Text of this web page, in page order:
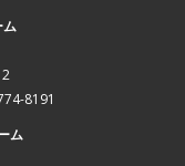
ム
8191
ム